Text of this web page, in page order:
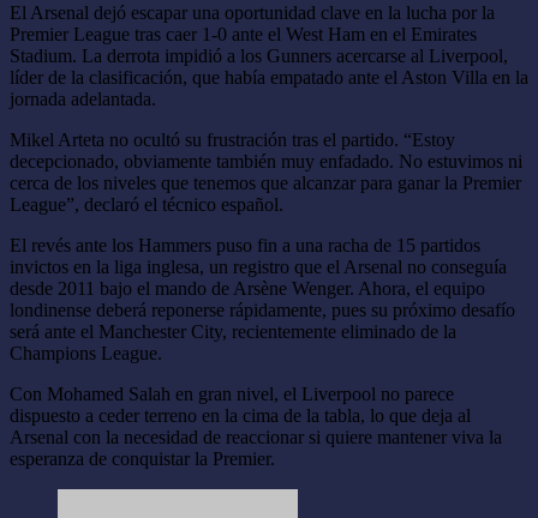
El Arsenal dejó escapar una oportunidad clave en la lucha por la
Premier League tras caer 1-0 ante el West Ham en el Emirates
Stadium. La derrota impidió a los Gunners acercarse al Liverpool,
líder de la clasificación, que había empatado ante el Aston Villa en la
jornada adelantada.
Mikel Arteta no ocultó su frustración tras el partido. “Estoy
decepcionado, obviamente también muy enfadado. No estuvimos ni
cerca de los niveles que tenemos que alcanzar para ganar la Premier
League”, declaró el técnico español.
El revés ante los Hammers puso fin a una racha de 15 partidos
invictos en la liga inglesa, un registro que el Arsenal no conseguía
desde 2011 bajo el mando de Arsène Wenger. Ahora, el equipo
londinense deberá reponerse rápidamente, pues su próximo desafío
será ante el Manchester City, recientemente eliminado de la
Champions League.
Con Mohamed Salah en gran nivel, el Liverpool no parece
dispuesto a ceder terreno en la cima de la tabla, lo que deja al
Arsenal con la necesidad de reaccionar si quiere mantener viva la
esperanza de conquistar la Premier.